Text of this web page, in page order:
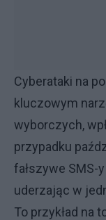
Cyberataki na
kluczowym
wyborczych,
przypadku
fałszywe SMS-
uderzając w
To przykład na